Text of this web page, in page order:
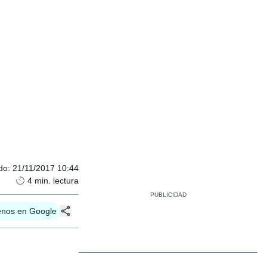
: 21/11/2017 10:44
4 min. lectura
en Google